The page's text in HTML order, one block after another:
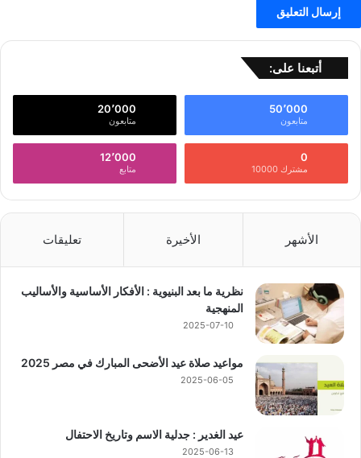
أتبعنا على:
50٬000
متابعون
20٬000
متابعون
0
مشترك 10000
12٬000
متابع
الأشهر الأخيرة تعليقات
نظرية ما بعد البنيوية : الأفكار الأساسية والأساليب
المنهجية
2025-07-10
مواعيد صلاة عيد الأضحى المبارك في مصر 2025
2025-06-05
عيد الغدير : جدلية الاسم وتاريخ الاحتفال
2025-06-13